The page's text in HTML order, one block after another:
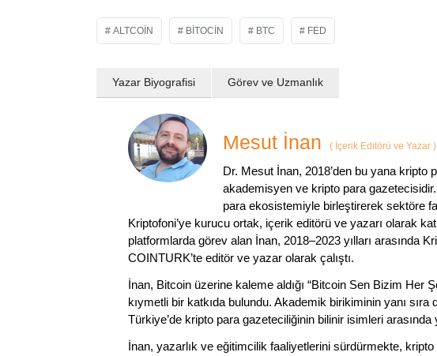
ALTCOIN BITOCIN BTC FED
Yazar Biyografisi Görev ve Uzmanlık
Mesut İnan ( İçerik Editörü ve Yazar )
Dr. Mesut İnan, 2018’den bu yana kripto
akademisyen ve kripto para gazetecisidir.
para ekosistemiyle birleştirerek sektöre
Kriptofoni’ye kurucu ortak, içerik editörü ve yazarı olarak
platformlarda görev alan İnan, 2018–2023 yılları arasında
COINTURK’te editör ve yazar olarak çalıştı.
İnan, Bitcoin üzerine kaleme aldığı “Bitcoin Sen Bizim Her
kıymetli bir katkıda bulundu. Akademik birikiminin yanı
Türkiye’de kripto para gazeteciliğinin bilinir isimleri arasında
İnan, yazarlık ve eğitimcilik faaliyetlerini sürdürmekte,